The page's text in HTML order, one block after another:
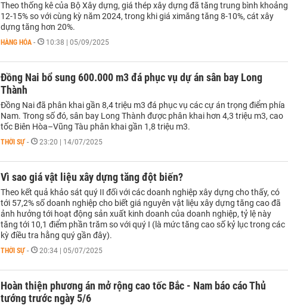
Theo thống kê của Bộ Xây dựng, giá thép xây dựng đã tăng trung bình khoảng
12-15% so với cùng kỳ năm 2024, trong khi giá ximăng tăng 8-10%, cát xây
dựng tăng hơn 20%.
HÀNG HÓA - 10:38 | 05/09/2025
Đồng Nai bổ sung 600.000 m3 đá phục vụ dự án sân bay Long
Thành
Đồng Nai đã phân khai gần 8,4 triệu m3 đá phục vụ các cự án trọng điểm phía
Nam. Trong số đó, sân bay Long Thành được phân khai hơn 4,3 triệu m3, cao
tốc Biên Hòa–Vũng Tàu phân khai gần 1,8 triệu m3.
THỜI SỰ - 23:20 | 14/07/2025
Vì sao giá vật liệu xây dựng tăng đột biến?
Theo kết quả khảo sát quý II đối với các doanh nghiệp xây dựng cho thấy, có
tới 57,2% số doanh nghiệp cho biết giá nguyên vật liệu xây dựng tăng cao đã
ảnh hưởng tới hoạt động sản xuất kinh doanh của doanh nghiệp, tỷ lệ này
tăng tới 10,1 điểm phần trăm so với quý I (là mức tăng cao số kỷ lục trong các
kỳ điều tra hằng quý gần đây).
THỜI SỰ - 20:34 | 05/07/2025
Hoàn thiện phương án mở rộng cao tốc Bắc - Nam báo cáo Thủ
tướng trước ngày 5/6